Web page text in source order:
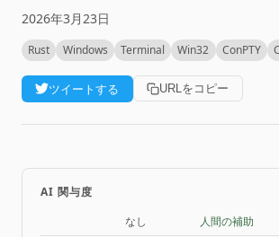
2026年3月23日
Rust Windows Terminal Win32 ConPTY
ツイートする URLをコピー
AI 関与度
なし 人間の補助